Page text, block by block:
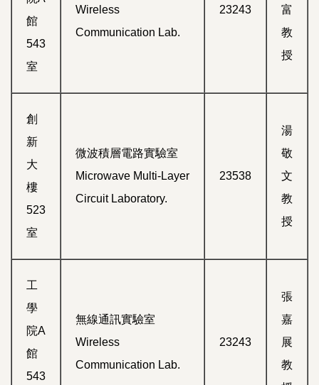
館
543
室
Wireless
Communication Lab.
23243
富
教
授
創
新
大
樓
523
室
微波積層電路實驗室
Microwave Multi-Layer
Circuit Laboratory.
23538
湯
敬
文
教
授
工
學
院A
館
543
無線通訊實驗室
Wireless
Communication Lab.
23243
張
嘉
展
教